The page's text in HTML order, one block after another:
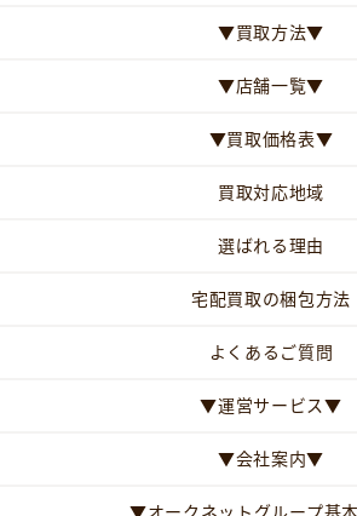
▼買取方法▼
▼店舗一覧▼
▼買取価格表▼
買取対応地域
選ばれる理由
宅配買取の梱包方法
よくあるご質問
▼運営サービス▼
▼会社案内▼